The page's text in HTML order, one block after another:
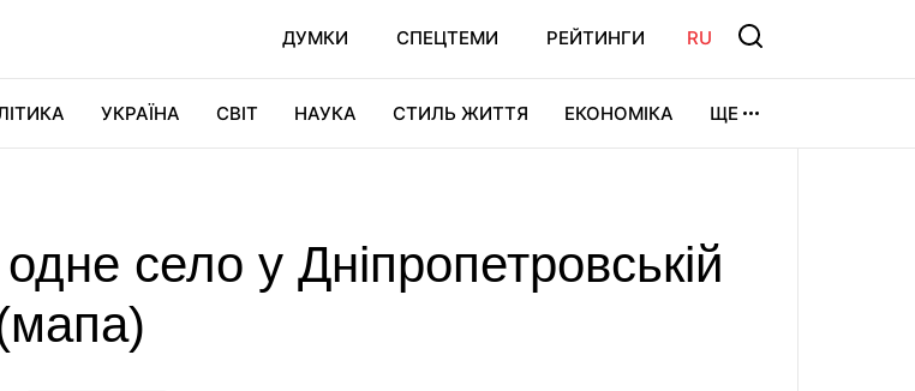
ДУМКИ СПЕЦТЕМИ РЕЙТИНГИ RU
УКРАЇНА СВІТ НАУКА СТИЛЬ ЖИТТЯ ЕКОНОМІКА ЩЕ
село у Дніпропетровській